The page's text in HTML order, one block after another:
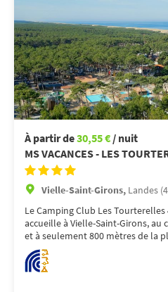
À partir de30,55 € / nuit
MS VACANCES - LES
Vielle-Saint-Girons, Landes
Le Camping Club Les Tourterelles
accueille à Vielle-Saint-Girons,
et à seulement 800 mètres de la